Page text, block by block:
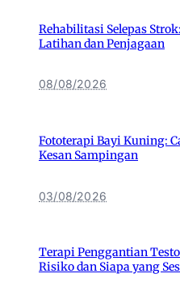
Rehabilitasi Selepas
Latihan dan Penjagaan
08/08/2026
Fototerapi Bayi Kuning:
Kesan Sampingan
03/08/2026
Terapi Penggantian
Risiko dan Siapa yang